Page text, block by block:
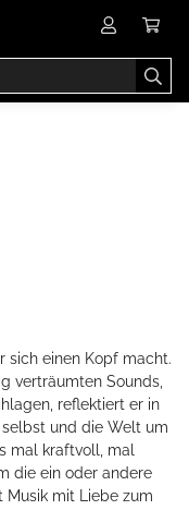
sich einen Kopf macht.
verträumten Sounds,
reflektiert er in
und die Welt um
mal kraftvoll, mal
die ein oder andere
Musik mit Liebe zum